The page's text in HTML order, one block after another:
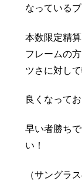
なっている
本数限定精
フレームの
ツさに対し
良くなってお
早い者勝ち
い！
（サングラ